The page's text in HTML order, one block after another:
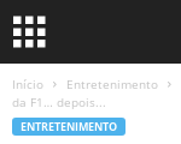
Início Entretenimento
da F1… depois...
ENTRETENIMENTO